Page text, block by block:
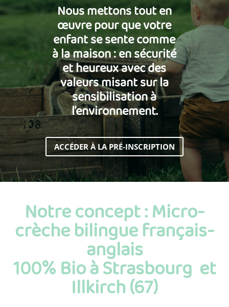
Nous mettons tout en
œuvre pour que votre
enfant se sente comme
à la maison : en sécurité
et heureux avec des
valeurs misant sur la
sensibilisation à
l’environnement.
ACCÉDER À LA PRÉ-INSCRIPTION
Notre concept : Micro-
crèche bilingue français-
anglais
100% Bio à Strasbourg et
Illkirch (67)